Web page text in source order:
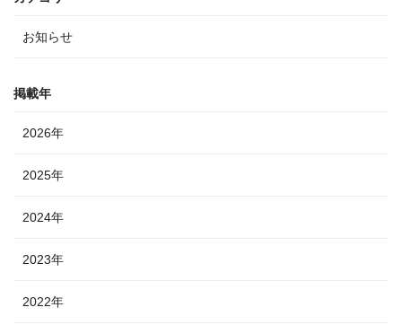
お知らせ
掲載年
2026年
2025年
2024年
2023年
2022年